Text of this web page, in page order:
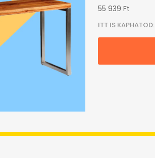
55 939 Ft
ITT IS KAPHATOD: